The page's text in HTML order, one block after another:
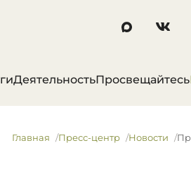
ДеятельностьПросвещайтесь
Главная Пресс-центр Новости